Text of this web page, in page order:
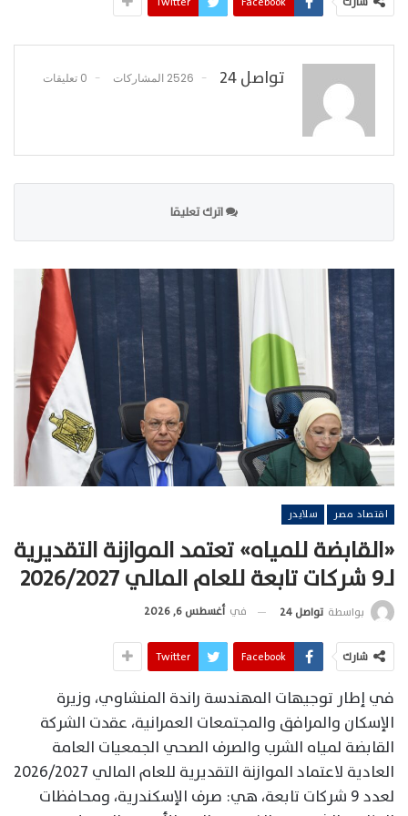
تواصل 24 2526 المشاركات 0 تعليقات
اترك تعليقا
اقتصاد مصر سلايدر
«القابضة للمياه» تعتمد الموازنة التقديرية
لـ9 شركات تابعة للعام المالي 2026/2027
بواسطة تواصل 24 في أغسطس 6, 2026
شارك Facebook
Twitter
في إطار توجيهات المهندسة راندة المنشاوي، وزيرة
الإسكان والمرافق والمجتمعات العمرانية، عقدت الشركة
القابضة لمياه الشرب والصرف الصحي الجمعيات العامة
العادية لاعتماد الموازنة التقديرية للعام المالي 2026/2027
لعدد 9 شركات تابعة، هي: صرف الإسكندرية، ومحافظات